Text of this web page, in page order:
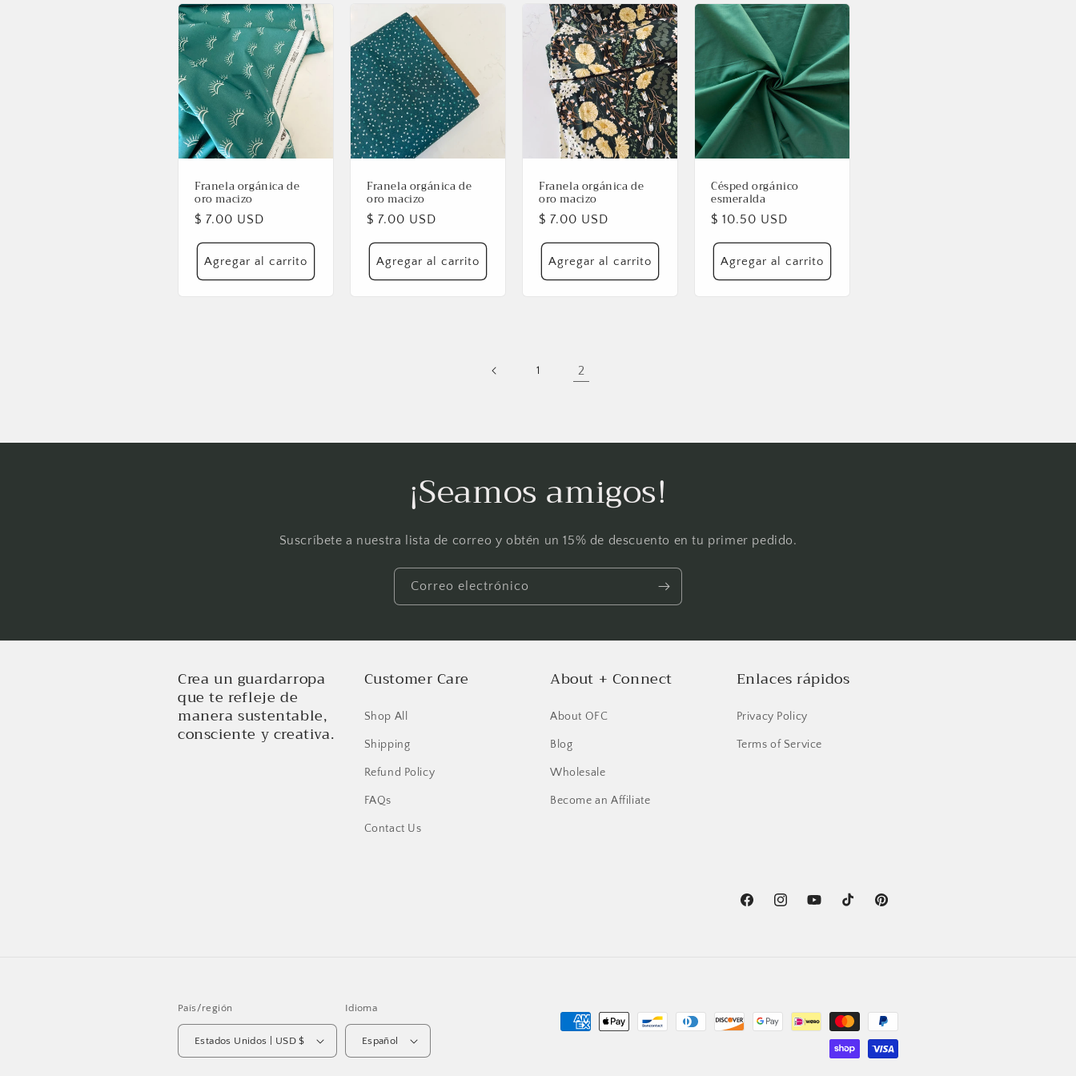
e
c
c
i
ó
n
Franela orgánica de
oro macizo
Precio
habitual
$ 7.00 USD
Agregar al carrito
Franela orgánica de
oro macizo
Precio
habitual
$ 7.00 USD
Agregar al carrito
Franela orgánica de
oro macizo
Precio
habitual
$ 7.00 USD
Agregar al carrito
Césped orgánico
esmeralda
Precio
habitual
$ 10.50 USD
Agregar al carrito
1 2
¡Seamos amigos!
Suscríbete a nuestra lista de correo y obtén un 15% de descuento en tu primer pedido.
Correo electrónico
Crea un guardarropa
que te refleje de
manera sustentable,
consciente y creativa.
Customer Care
Shop All
Shipping
Refund Policy
FAQs
Contact Us
About + Connect
About OFC
Blog
Wholesale
Become an Affiliate
Enlaces rápidos
Privacy Policy
Terms of Service
FacebookInstagramYouTubeTikTok Pinterest
País/región
Estados Unidos | USD $
Idioma
Español
Formas
Se requiere iniciar sesión
de deseos y ver los artículos guardados anteriormente.
Acceso